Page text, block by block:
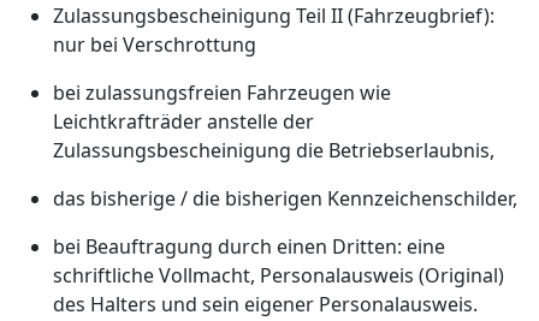
Zulassungsbescheinigung Teil II (Fahrzeugbrief):
nur bei Verschrottung
bei zulassungsfreien Fahrzeugen wie
Leichtkrafträder anstelle der
Zulassungsbescheinigung die Betriebserlaubnis,
das bisherige / die bisherigen Kennzeichenschilder,
bei Beauftragung durch einen Dritten: eine
schriftliche Vollmacht, Personalausweis (Original)
des Halters und sein eigener Personalausweis.